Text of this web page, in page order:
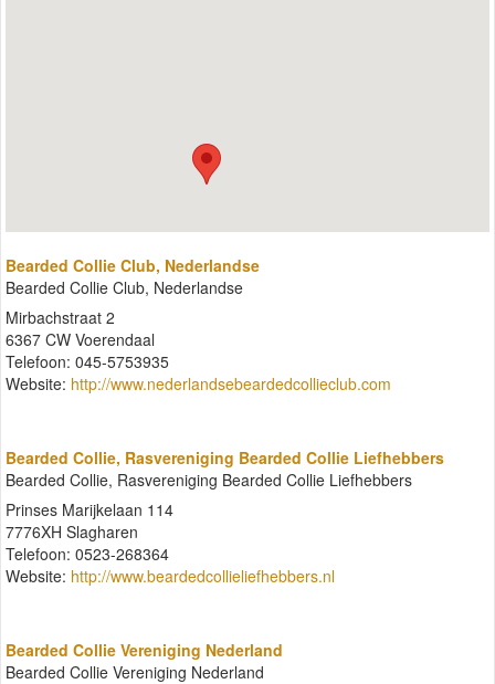
Bearded Collie Club, Nederlandse
Bearded Collie Club, Nederlandse
Mirbachstraat 2
6367 CW Voerendaal
Telefoon: 045-5753935
Website: http://www.nederlandsebeardedcollieclub.com
Bearded Collie, Rasvereniging Bearded Collie Liefhebbers
Bearded Collie, Rasvereniging Bearded Collie Liefhebbers
Prinses Marijkelaan 114
7776XH Slagharen
Telefoon: 0523-268364
Website: http://www.beardedcollieliefhebbers.nl
Bearded Collie Vereniging Nederland
Bearded Collie Vereniging Nederland